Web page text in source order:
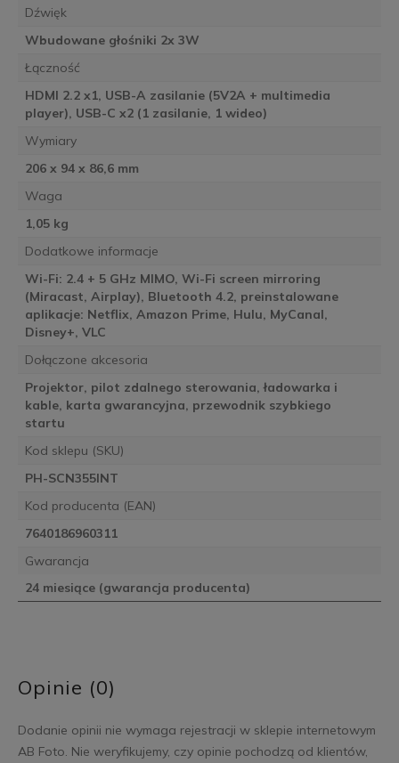
Dźwięk
Wbudowane głośniki 2x 3W
Łączność
HDMI 2.2 x1, USB-A zasilanie (5V2A + multimedia
player), USB-C x2 (1 zasilanie, 1 wideo)
Wymiary
206 x 94 x 86,6 mm
Waga
1,05 kg
Dodatkowe informacje
Wi-Fi: 2.4 + 5 GHz MIMO, Wi-Fi screen mirroring
(Miracast, Airplay), Bluetooth 4.2, preinstalowane
aplikacje: Netflix, Amazon Prime, Hulu, MyCanal,
Disney+, VLC
Dołączone akcesoria
Projektor, pilot zdalnego sterowania, ładowarka i
kable, karta gwarancyjna, przewodnik szybkiego
startu
Kod sklepu (SKU)
PH-SCN355INT
Kod producenta (EAN)
7640186960311
Gwarancja
24 miesiące (gwarancja producenta)
Opinie (0)
Dodanie opinii nie wymaga rejestracji w sklepie internetowym
AB Foto. Nie weryfikujemy, czy opinie pochodzą od klientów,